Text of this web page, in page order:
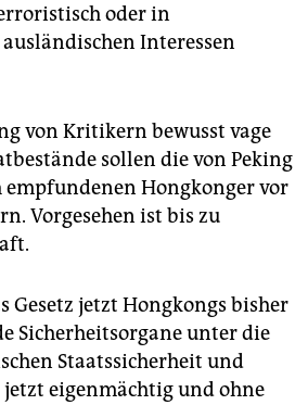
oder in
Interessen
von Kritikern bewusst vage
sollen die von Peking
Hongkonger vor
Vorgesehen ist bis zu
Gesetz jetzt Hongkongs bisher
Sicherheitsorgane unter die
Staatssicherheit und
jetzt eigenmächtig und ohne